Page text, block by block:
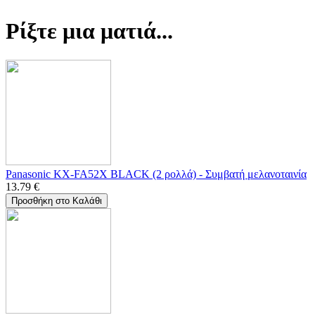
Ρίξτε μια ματιά...
Panasonic KX-FA52X BLACK (2 ρολλά) - Συμβατή μελανοταινία
13.79 €
Προσθήκη στο Καλάθι